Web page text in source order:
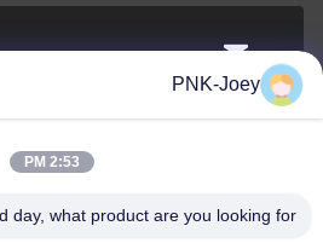
البريد
008613580404923
PNK-Joey
2:53 PM
day, what product are you looking for?